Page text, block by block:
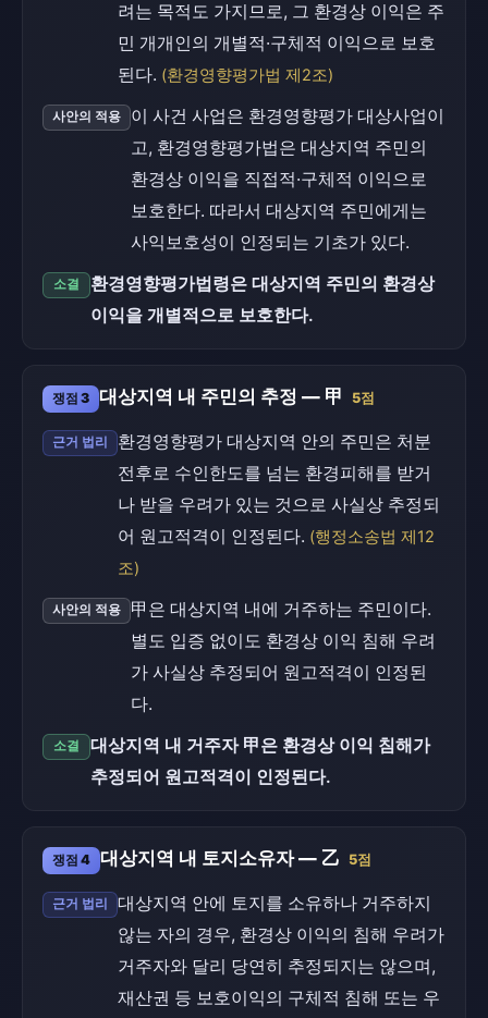
려는 목적도 가지므로, 그 환경상 이익은 주
민 개개인의 개별적·구체적 이익으로 보호
된다. (환경영향평가법 제2조)
사안의 적용
이 사건 사업은 환경영향평가 대상사업이
고, 환경영향평가법은 대상지역 주민의
환경상 이익을 직접적·구체적 이익으로
보호한다. 따라서 대상지역 주민에게는
사익보호성이 인정되는 기초가 있다.
소결
환경영향평가법령은 대상지역 주민의 환경상
이익을 개별적으로 보호한다.
쟁점 3 대상지역 내 주민의 추정 — 甲 5점
근거 법리
환경영향평가 대상지역 안의 주민은 처분
전후로 수인한도를 넘는 환경피해를 받거
나 받을 우려가 있는 것으로 사실상 추정되
어 원고적격이 인정된다. (행정소송법 제12
조)
사안의 적용
甲은 대상지역 내에 거주하는 주민이다.
별도 입증 없이도 환경상 이익 침해 우려
가 사실상 추정되어 원고적격이 인정된
다.
소결
대상지역 내 거주자 甲은 환경상 이익 침해가
추정되어 원고적격이 인정된다.
쟁점 4 대상지역 내 토지소유자 — 乙 5점
근거 법리
대상지역 안에 토지를 소유하나 거주하지
않는 자의 경우, 환경상 이익의 침해 우려가
거주자와 달리 당연히 추정되지는 않으며,
재산권 등 보호이익의 구체적 침해 또는 우